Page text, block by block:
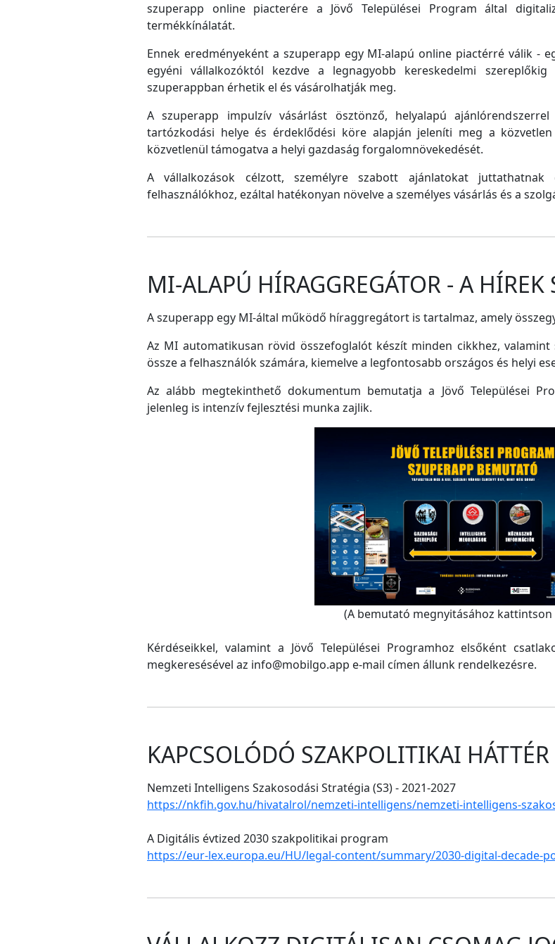
szuperapp online piacterére a Jövő Települései Program által
termékkínálatát.
Ennek eredményeként a szuperapp egy MI-alapú online piactérré válik -
egyéni vállalkozóktól kezdve a legnagyobb kereskedelmi
szuperappban érhetik el és vásárolhatják meg.
A szuperapp impulzív vásárlást ösztönző, helyalapú
tartózkodási helye és érdeklődési köre alapján jeleníti meg a
közvetlenül támogatva a helyi gazdaság forgalomnövekedését.
A vállalkozások célzott, személyre szabott ajánlatokat
felhasználókhoz, ezáltal hatékonyan növelve a személyes vásárlás és a
MI-ALAPÚ HÍRAGGREGÁTOR - A HÍREK
A szuperapp egy MI-által működő híraggregátort is tartalmaz, amely
Az MI automatikusan rövid összefoglalót készít minden cikkhez,
össze a felhasználók számára, kiemelve a legfontosabb országos és helyi
Az alább megtekinthető dokumentum bemutatja a Jövő Települései
jelenleg is intenzív fejlesztési munka zajlik.
(A bemutató megnyitásához kattintson
Kérdéseikkel, valamint a Jövő Települései Programhoz elsőként
megkeresésével az info@mobilgo.app e-mail címen állunk rendelkezésre.
KAPCSOLÓDÓ SZAKPOLITIKAI HÁTTÉR
Nemzeti Intelligens Szakosodási Stratégia (S3) - 2021-2027
https://nkfih.gov.hu/hivatalrol/nemzeti-intelligens/nemzeti-intelligens-
A Digitális évtized 2030 szakpolitikai program
https://eur-lex.europa.eu/HU/legal-content/summary/2030-digital-decade-